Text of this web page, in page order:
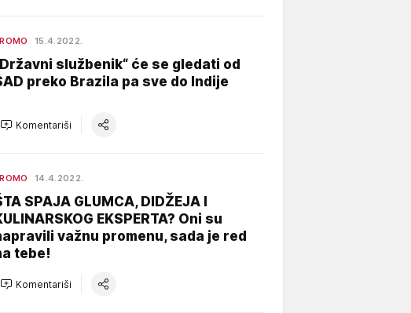
15.4.2022.
službenik“ će se gledati od
preko Brazila pa sve do Indije
Komentariši
14.4.2022.
SPAJA GLUMCA, DIDŽEJA I
EKSPERTA? Oni su
važnu promenu, sada je red
tebe!
Komentariši